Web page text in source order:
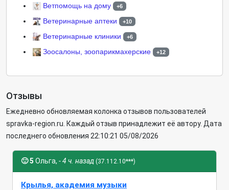
Ветпомощь на дому +6
Ветеринарные аптеки +10
Ветеринарные клиники +6
Зоосалоны, зоопарикмахерские +12
Отзывы
Ежедневно обновляемая колонка отзывов пользователей
spravka-region.ru. Каждый отзыв принадлежит её автору. Дата
последнего обновления 22:10:21 05/08/2026
🙂5 Ольга, - 4 ч. назад (37.112.10***)
Крылья, академия музыки